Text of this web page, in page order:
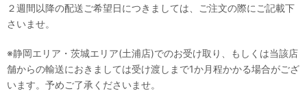
２週間以降の配送ご希望日につきましては、ご注文の際にご記載下
さいませ。
※静岡エリア・茨城エリア(土浦店)でのお受け取り、もしくは当該店
舗からの輸送におきましては受け渡しまで1か月程かかる場合がござ
います。予めご了承くださいませ。